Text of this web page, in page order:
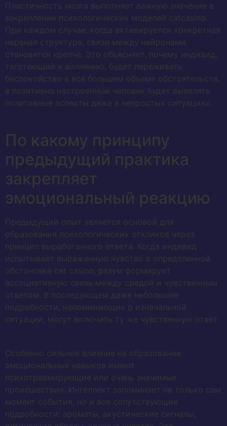
Пластичность мозга выполняет важную значение в
закреплении психологических моделей catcasino.
При каждом случае, когда активируется конкретная
нервная структура, связи между нейронами
становятся крепче. Это объясняет, почему индивид,
тяготеющий к волнению, будет переживать
беспокойство в все большем объеме обстоятельств,
а позитивно настроенный человек будет выявлять
позитивные аспекты даже в непростых ситуациях.
По какому принципу
предыдущий практика
закрепляет
эмоциональный реакцию
Предыдущий опыт является основой для
образования психологических откликов через
принцип выработанного ответа. Когда индивид
испытывает выраженную чувство в определенной
обстановке cat casino, разум формирует
ассоциативную связь между средой и чувственным
ответом. В последующем даже небольшие
подробности, напоминающие о изначальной
ситуации, могут включить ту же чувственную ответ.
Особенно сильное влияние на образование
эмоциональных навыков имеют
психотравмирующие или очень значимые
происшествия. Интеллект запоминает не только сам
момент события, но и все сопутствующие
подробности: ароматы, акустические сигналы,